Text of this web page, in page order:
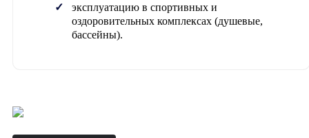
эксплуатацию в спортивных и
оздоровительных комплексах (душевые,
бассейны).